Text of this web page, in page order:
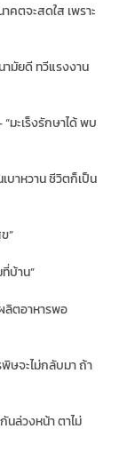
คตจะสดใส เพราะ
ามัยดี ทวีแรงงาน
มะเร็งรักษาได้ พบ
บาหวาน ชีวิตก็เป็น
”
บ้าน”
ลิตอาหารพอ
ษจะไม่กลับมา ถ้า
นล่วงหน้า ตาไม่